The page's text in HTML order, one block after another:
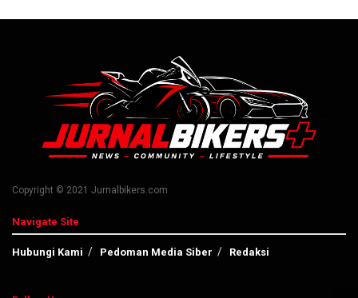
Copyright © 2021 Jurnalbikers.com
Navigate Site
Hubungi Kami Pedoman Media Siber Redaksi